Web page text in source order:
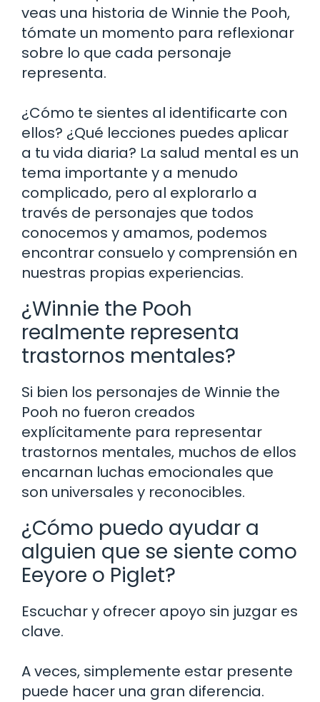
veas una historia de Winnie the Pooh,
tómate un momento para reflexionar
sobre lo que cada personaje
representa.
¿Cómo te sientes al identificarte con
ellos? ¿Qué lecciones puedes aplicar
a tu vida diaria? La salud mental es un
tema importante y a menudo
complicado, pero al explorarlo a
través de personajes que todos
conocemos y amamos, podemos
encontrar consuelo y comprensión en
nuestras propias experiencias.
¿Winnie the Pooh
realmente representa
trastornos mentales?
Si bien los personajes de Winnie the
Pooh no fueron creados
explícitamente para representar
trastornos mentales, muchos de ellos
encarnan luchas emocionales que
son universales y reconocibles.
¿Cómo puedo ayudar a
alguien que se siente como
Eeyore o Piglet?
Escuchar y ofrecer apoyo sin juzgar es
clave.
A veces, simplemente estar presente
puede hacer una gran diferencia.